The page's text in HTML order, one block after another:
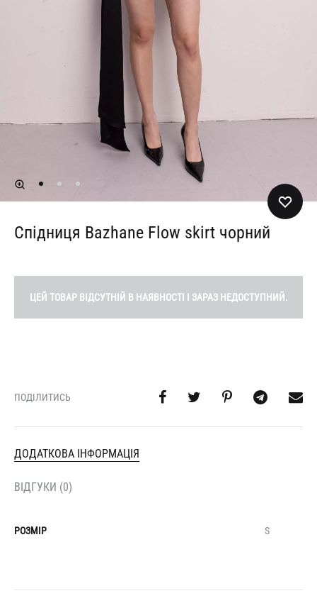
Спідниця Bazhane Flow skirt чорний
ЦЕЙ ТОВАР ВІДСУТНІЙ В НАЯВНОСТІ І ЗАРАЗ НЕДОСТУПНИЙ.
ПОДІЛИТИСЬ
ДОДАТКОВА ІНФОРМАЦІЯ
ВІДГУКИ (0)
РОЗМІР S